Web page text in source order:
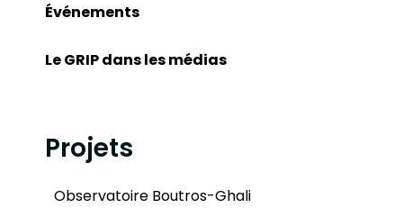
Événements
Le GRIP dans les médias
Projets
Observatoire Boutros-Ghali